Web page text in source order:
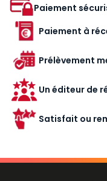
Paiement
Paiement à
Prélèvement
Un éditeur de
Satisfait ou